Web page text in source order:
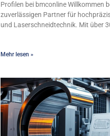
Profilen bei bmconline Willkommen
zuverlässigen Partner für
und Laserschneidtechnik. Mit über
Mehr lesen »